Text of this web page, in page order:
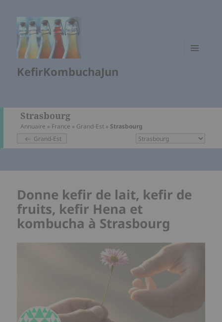
KefirKombuchaJun
Strasbourg
Annuaire » France » Grand-Est » Strasbourg
Grand-Est
Donne kefir de lait, kefir de
fruits, kefir Hena et
kombucha à Strasbourg